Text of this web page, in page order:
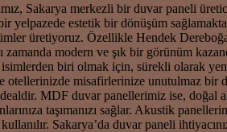
Sakarya merkezli bir duvar paneli
yelpazede estetik bir dönüşüm
üretiyoruz. Özellikle Hendek
zamanda modern ve şık bir görünüm
biri olmak için, sürekli olarak
otellerinizde misafirlerinize unutulmaz bir
MDF duvar panellerimiz ise, doğal
taşımanızı sağlar. Akustik
Sakarya’da duvar paneli